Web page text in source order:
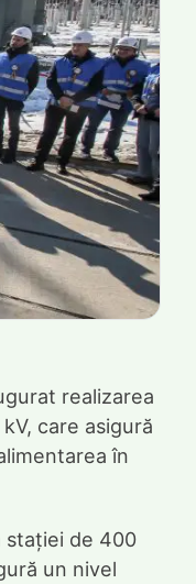
realizarea
care asigură
în
stației de 400
un nivel